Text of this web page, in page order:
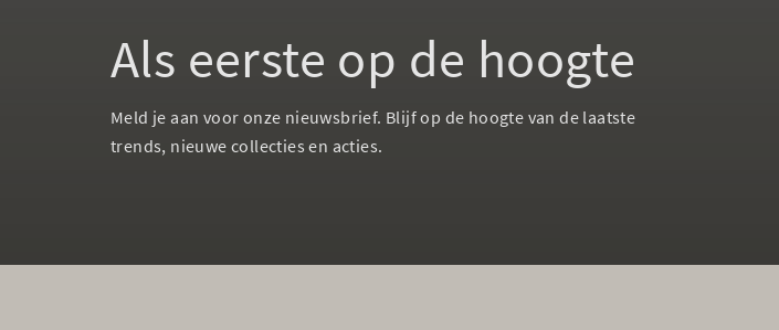
Als eerste op de hoogte
Meld je aan voor onze nieuwsbrief. Blijf op de hoogte van de laatste
trends, nieuwe collecties en acties.